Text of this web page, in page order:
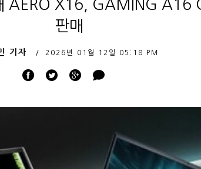
AERO X16, GAMING A16
판매
기자 2026년 01월 12일 05:18 PM